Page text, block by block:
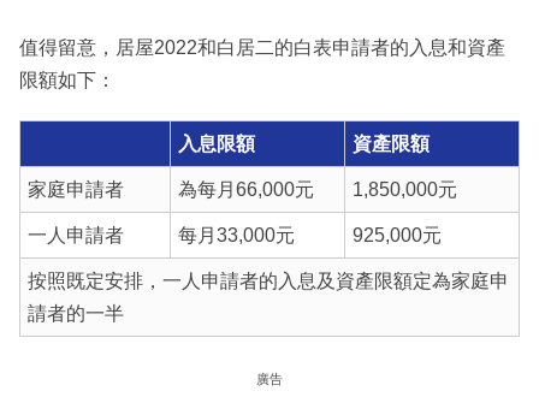
值得留意，居屋2022和白居二的白表申請者的入息和資產
限額如下：
入息限額 資產限額
家庭申請者 為每月66,000元 1,850,000元
一人申請者 每月33,000元 925,000元
按照既定安排，一人申請者的入息及資產限額定為家庭申
請者的一半
廣告